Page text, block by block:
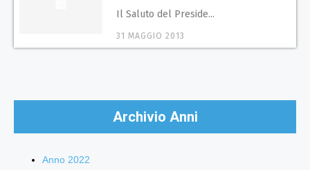
Il Saluto del Preside...
31 MAGGIO 2013
Archivio Anni
Anno 2022